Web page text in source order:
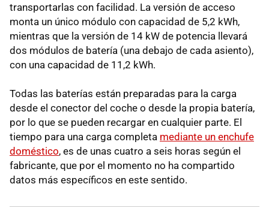
transportarlas con facilidad. La versión de acceso
monta un único módulo con capacidad de 5,2 kWh,
mientras que la versión de 14 kW de potencia llevará
dos módulos de batería (una debajo de cada asiento),
con una capacidad de 11,2 kWh.
Todas las baterías están preparadas para la carga
desde el conector del coche o desde la propia batería,
por lo que se pueden recargar en cualquier parte. El
tiempo para una carga completa mediante un enchufe
doméstico, es de unas cuatro a seis horas según el
fabricante, que por el momento no ha compartido
datos más específicos en este sentido.